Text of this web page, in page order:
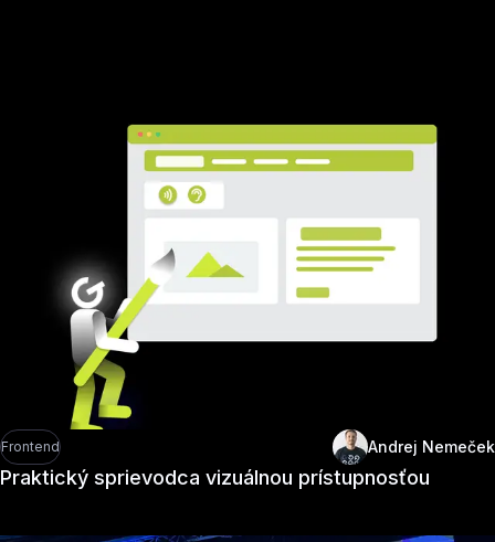
Frontend Andrej Nemeček
Praktický sprievodca vizuálnou prístupnosťou